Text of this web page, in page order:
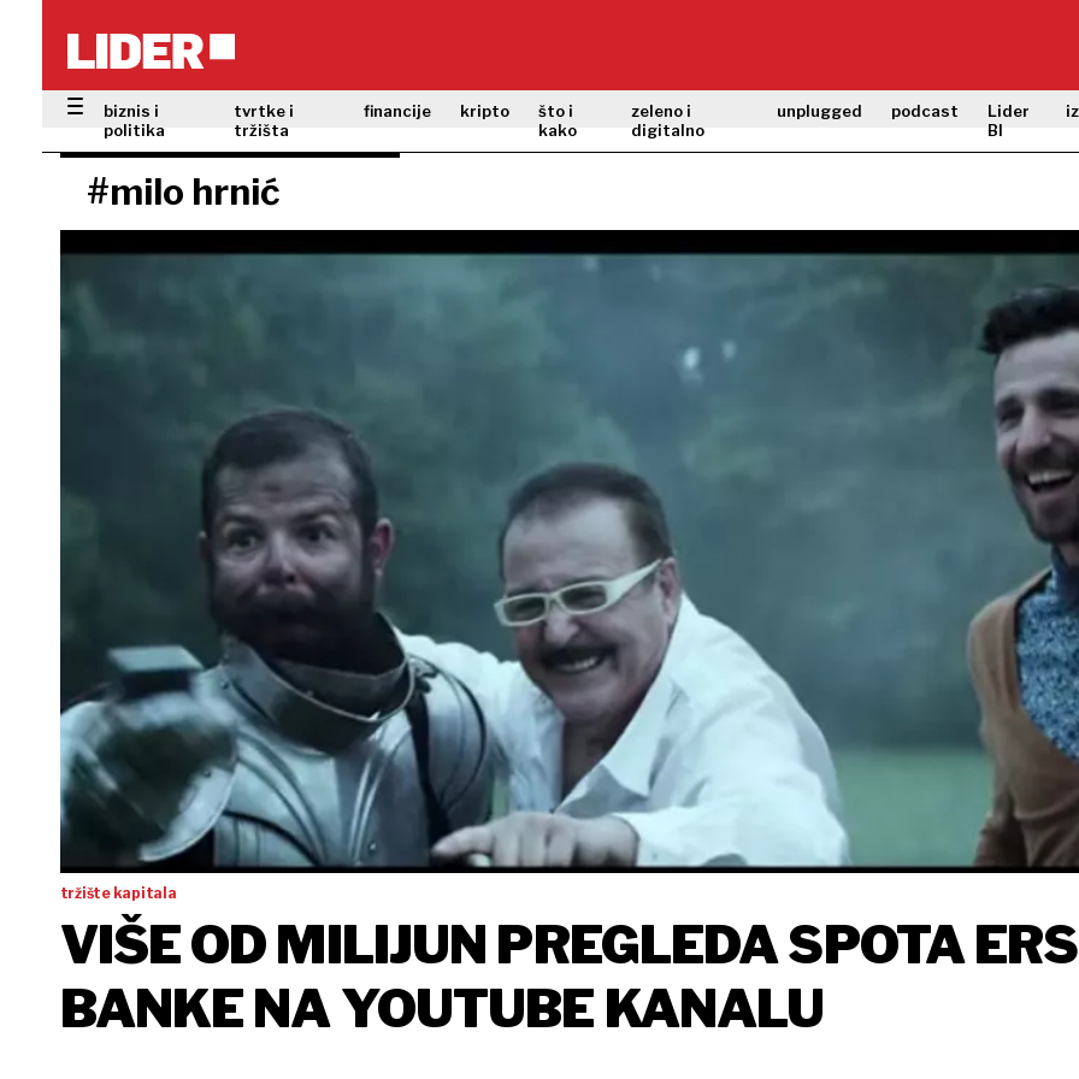
biznis i
politika
tvrtke i
tržišta
financije kripto
što i
kako
zeleno i
digitalno
unplugged podcast
Lider
BI
#milo hrnić
tržište kapitala
VIŠE OD MILIJUN PREGLEDA SPOTA
BANKE NA YOUTUBE KANALU